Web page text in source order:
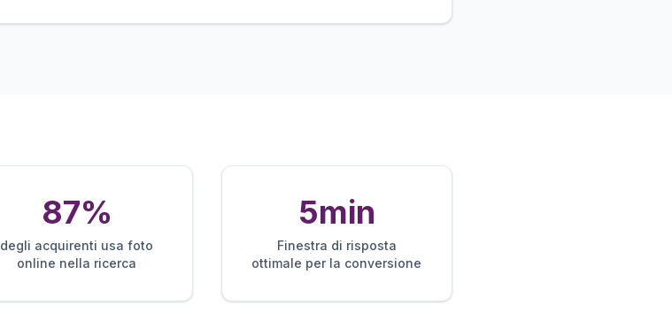
87%
degli acquirenti usa foto
online nella ricerca
5min
Finestra di risposta
ottimale per la conversione